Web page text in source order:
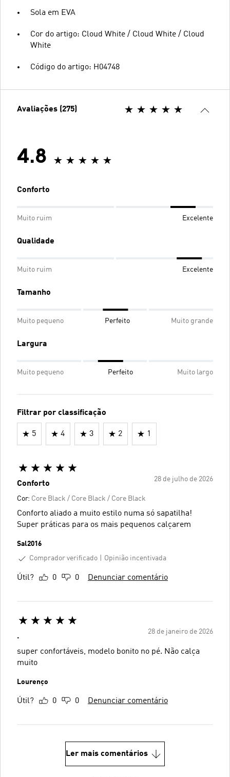
Sola em EVA
Cor do artigo: Cloud White / Cloud White / Cloud
White
Código do artigo: H04748
Avaliações (275)
4.8
Conforto
Muito ruim Excelente
Qualidade
Muito ruim Excelente
Tamanho
Muito pequeno Perfeito Muito grande
Largura
Muito pequeno Perfeito Muito largo
Filtrar por classificação
5 4 3 2 1
28 de julho de 2026
Conforto
Cor: Core Black / Core Black / Core Black
Conforto aliado a muito estilo numa só sapatilha!
Super práticas para os mais pequenos calçarem
Sal2016
Comprador verificado
Opinião incentivada
Útil? 0 0 Denunciar comentário
28 de janeiro de 2026
.
super confortáveis, modelo bonito no pé. Não calça
muito
Lourenço
Útil? 0 0 Denunciar comentário
Ler mais comentários